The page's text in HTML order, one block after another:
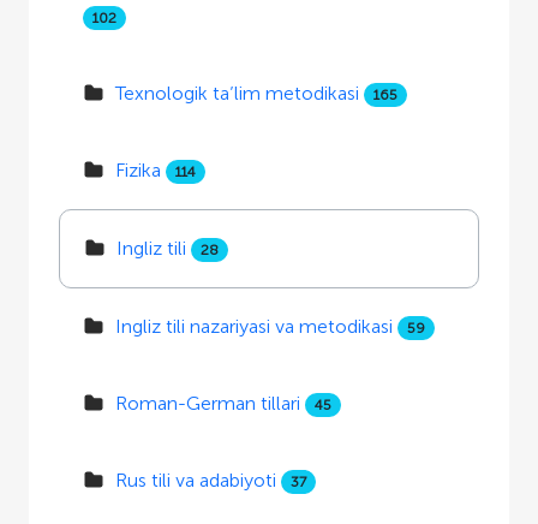
102
Texnologik ta’lim metodikasi 165
Fizika 114
Ingliz tili 28
Ingliz tili nazariyasi va metodikasi 59
Roman-German tillari 45
Rus tili va adabiyoti 37